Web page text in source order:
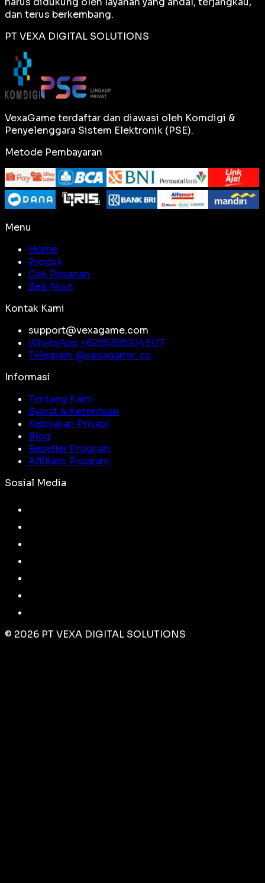
dan terus berkembang.
PT VEXA DIGITAL SOLUTIONS
VexaGame terdaftar dan diawasi oleh Komdigi &
Penyelenggara Sistem Elektronik (PSE).
Metode Pembayaran
Menu
Home
Produk
Cek Pesanan
Beli Akun
Kontak Kami
support@vexagame.com
WhatsApp +6285385104907
Telegram @vexagame_cs
Informasi
Tentang Kami
Syarat & Ketentuan
Kebijakan Privasi
Blog
Reseller Program
Affiliate Program
Sosial Media
© 2026 PT VEXA DIGITAL SOLUTIONS